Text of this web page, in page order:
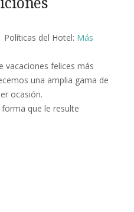
del Hotel: Más
vacaciones felices más
una amplia gama de
ocasión.
que le resulte